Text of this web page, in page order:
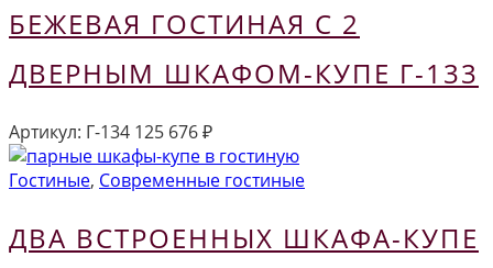
БЕЖЕВАЯ ГОСТИНАЯ С 2
ДВЕРНЫМ ШКАФОМ-КУПЕ Г-133
Артикул: Г-134 125 676₽
Гостиные, Современные гостиные
ДВА ВСТРОЕННЫХ ШКАФА-КУПЕ